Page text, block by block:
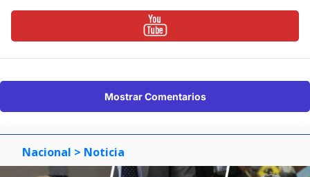
Mostrar Comentarios
Nacional > Noticia